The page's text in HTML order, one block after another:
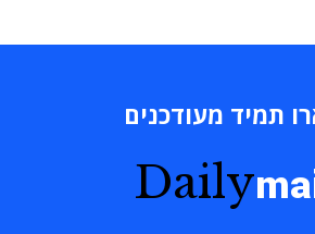
תמיד מעודכנים
Daily